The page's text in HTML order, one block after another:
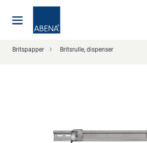
Britspapper Britsrulle, dispenser